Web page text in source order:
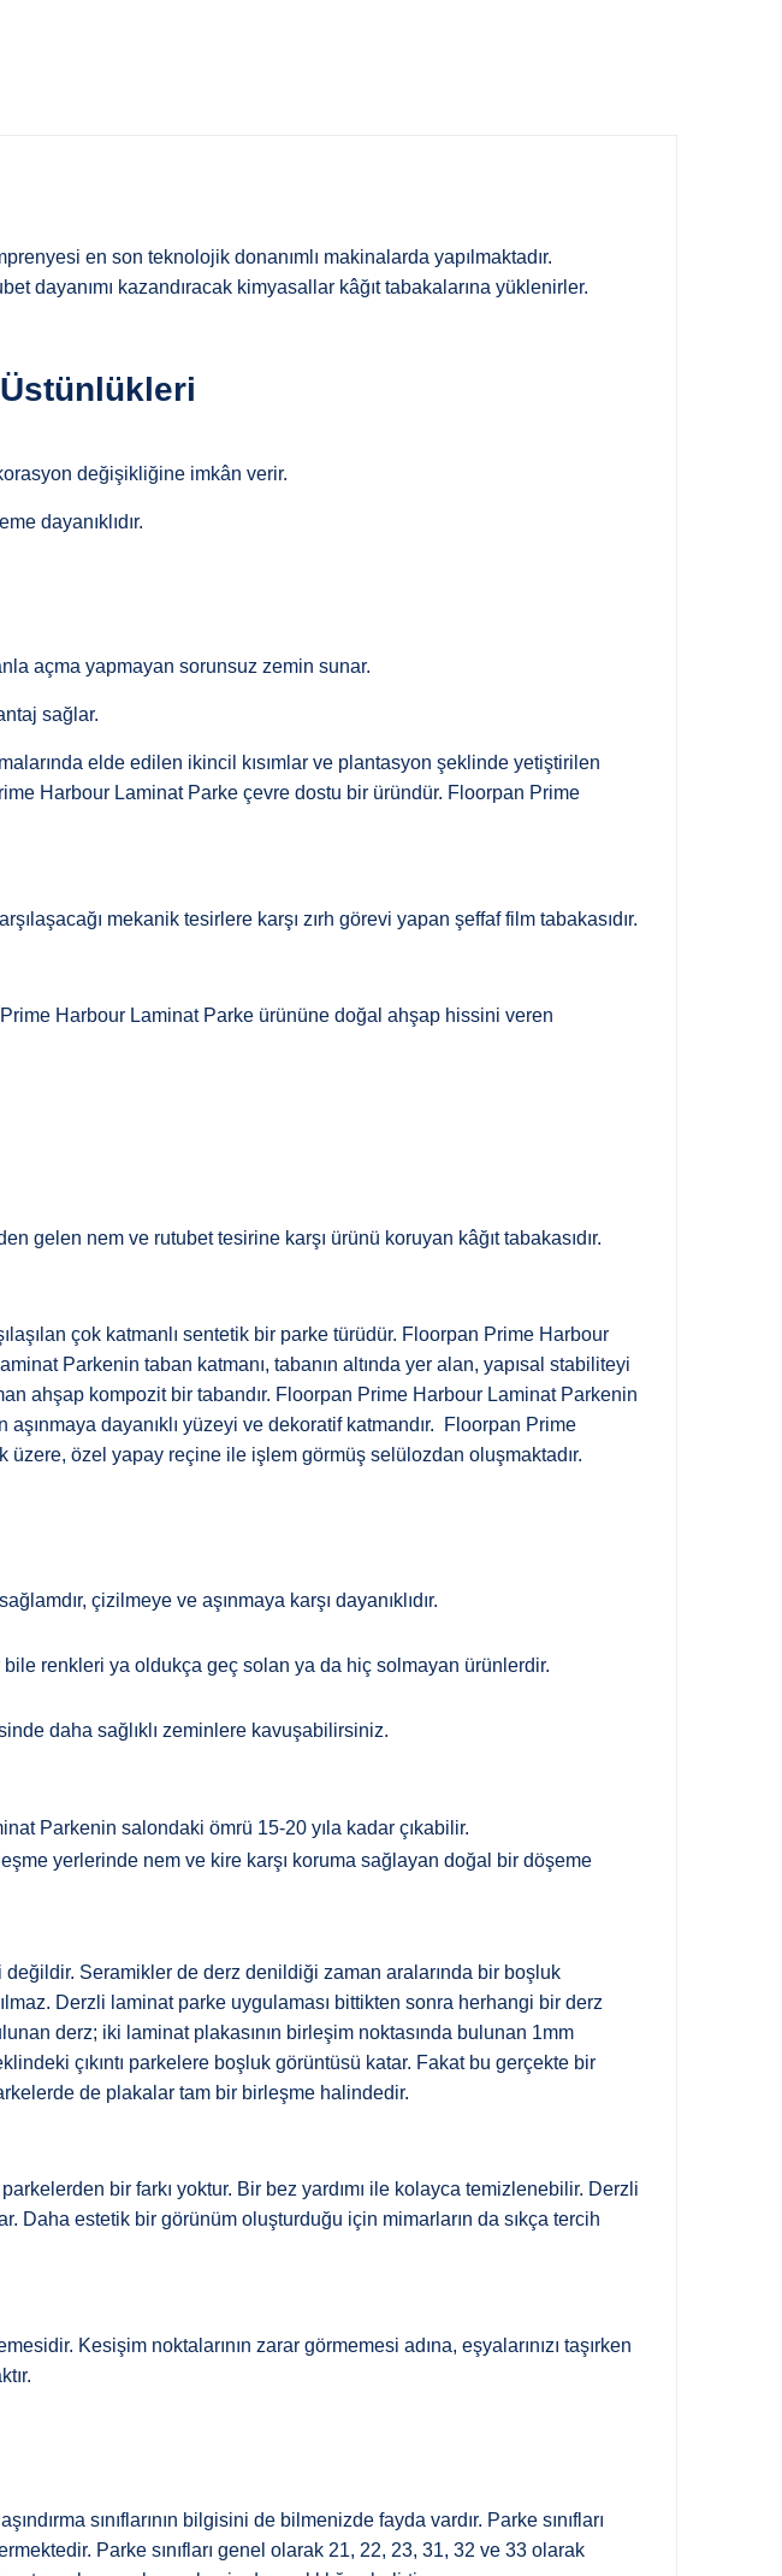
en son teknolojik donanımlı makinalarda yapılmaktadır.
dayanımı kazandıracak kimyasallar kâğıt tabakalarına yüklenirler.
değişikliğine imkân verir.
dayanıklıdır.
açma yapmayan sorunsuz zemin sunar.
sağlar.
elde edilen ikincil kısımlar ve plantasyon şeklinde yetiştirilen
Harbour Laminat Parke çevre dostu bir üründür. Floorpan Prime
mekanik tesirlere karşı zırh görevi yapan şeffaf film tabakasıdır.
Harbour Laminat Parke ürününe doğal ahşap hissini veren
gelen nem ve rutubet tesirine karşı ürünü koruyan kâğıt tabakasıdır.
çok katmanlı sentetik bir parke türüdür. Floorpan Prime Harbour
Parkenin taban katmanı, tabanın altında yer alan, yapısal stabiliteyi
ahşap kompozit bir tabandır. Floorpan Prime Harbour Laminat Parkenin
dayanıklı yüzeyi ve dekoratif katmandır. Floorpan Prime
üzere, özel yapay reçine ile işlem görmüş selülozdan oluşmaktadır.
çizilmeye ve aşınmaya karşı dayanıklıdır.
renkleri ya oldukça geç solan ya da hiç solmayan ürünlerdir.
daha sağlıklı zeminlere kavuşabilirsiniz.
Parkenin salondaki ömrü 15-20 yıla kadar çıkabilir.
yerlerinde nem ve kire karşı koruma sağlayan doğal bir döşeme
Seramikler de derz denildiği zaman aralarında bir boşluk
Derzli laminat parke uygulaması bittikten sonra herhangi bir derz
derz; iki laminat plakasının birleşim noktasında bulunan 1mm
çıkıntı parkelere boşluk görüntüsü katar. Fakat bu gerçekte bir
de plakalar tam bir birleşme halindedir.
bir farkı yoktur. Bir bez yardımı ile kolayca temizlenebilir. Derzli
Daha estetik bir görünüm oluşturduğu için mimarların da sıkça tercih
Kesişim noktalarının zarar görmemesi adına, eşyalarınızı taşırken
sınıflarının bilgisini de bilmenizde fayda vardır. Parke sınıfları
Parke sınıfları genel olarak 21, 22, 23, 31, 32 ve 33 olarak